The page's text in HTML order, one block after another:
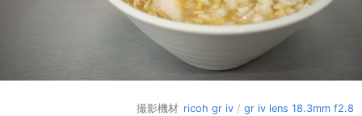
撮影機材 ricoh gr iv / gr iv lens 18.3mm f2.8